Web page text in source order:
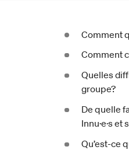
Comment
Comment
Quelles
groupe?
De quelle
Innu·e·s
Qu’est-ce